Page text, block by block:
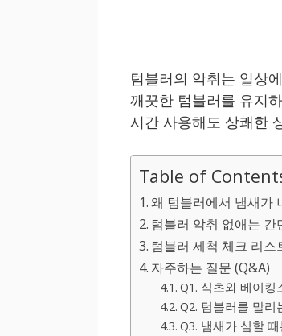
텀블러의 악취는 일상
깨끗한 텀블러를 유지
시간 사용해도 상쾌한
Table of
왜 텀블러에서 냄새가
텀블러 악취 없애는 간
텀블러 세척 체크 리스
자주하는 질문 (Q&A)
Q1. 식초와 베이킹
Q2. 텀블러를 말리
Q3. 냄새가 심할